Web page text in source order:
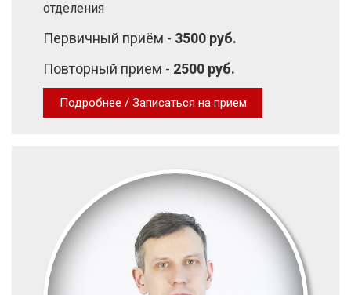
отделения
Первичный приём - 3500 руб.
Повторный прием - 2500 руб.
Подробнее / Записаться на прием